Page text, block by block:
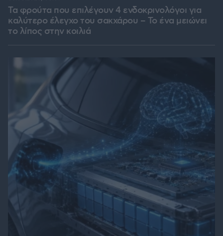
Τα φρούτα που επιλέγουν 4 ενδοκρινολόγοι για
καλύτερο έλεγχο του σακχάρου – Το ένα μειώνει
το λίπος στην κοιλιά